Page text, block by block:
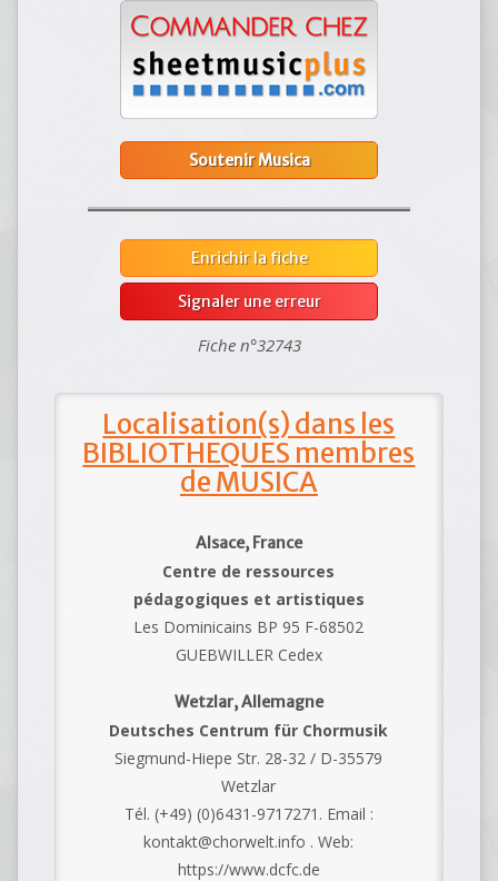
Soutenir Musica
Enrichir la fiche
Signaler une erreur
Fiche n°32743
Localisation(s) dans les
BIBLIOTHEQUES membres
de MUSICA
Alsace, France
Centre de ressources
pédagogiques et artistiques
Les Dominicains BP 95 F-68502
GUEBWILLER Cedex
Wetzlar, Allemagne
Deutsches Centrum für Chormusik
Siegmund-Hiepe Str. 28-32 / D-35579
Wetzlar
Tél. (+49) (0)6431-9717271. Email :
kontakt@chorwelt.info . Web:
https://www.dcfc.de